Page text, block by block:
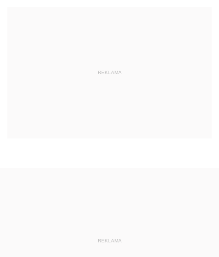
REKLAMA
REKLAMA